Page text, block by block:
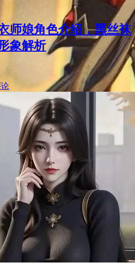
师娘角色介绍，黑丝袜
象解析